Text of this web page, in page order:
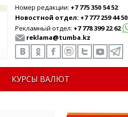
Номер редакции: +7 775 350 54 52
Новостной отдел: +7 777 259 44 50
Рекламный отдел: +7 778 399 22 62
reklama@tumba.kz
КУРСЫ ВАЛЮТ